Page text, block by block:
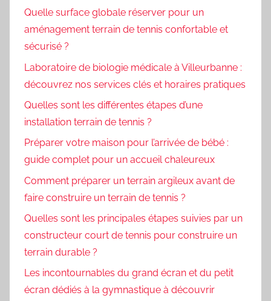
Quelle surface globale réserver pour un
aménagement terrain de tennis confortable et
sécurisé ?
Laboratoire de biologie médicale à Villeurbanne :
découvrez nos services clés et horaires pratiques
Quelles sont les différentes étapes d’une
installation terrain de tennis ?
Préparer votre maison pour l’arrivée de bébé :
guide complet pour un accueil chaleureux
Comment préparer un terrain argileux avant de
faire construire un terrain de tennis ?
Quelles sont les principales étapes suivies par un
constructeur court de tennis pour construire un
terrain durable ?
Les incontournables du grand écran et du petit
écran dédiés à la gymnastique à découvrir